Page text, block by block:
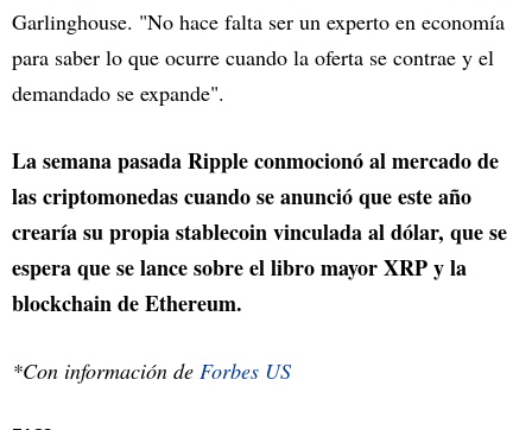
Garlinghouse. "No hace falta ser un experto en economía
para saber lo que ocurre cuando la oferta se contrae y el
demandado se expande".
La semana pasada Ripple conmocionó al mercado de
las criptomonedas cuando se anunció que este año
crearía su propia stablecoin vinculada al dólar, que se
espera que se lance sobre el libro mayor XRP y la
blockchain de Ethereum.
*Con información de Forbes US